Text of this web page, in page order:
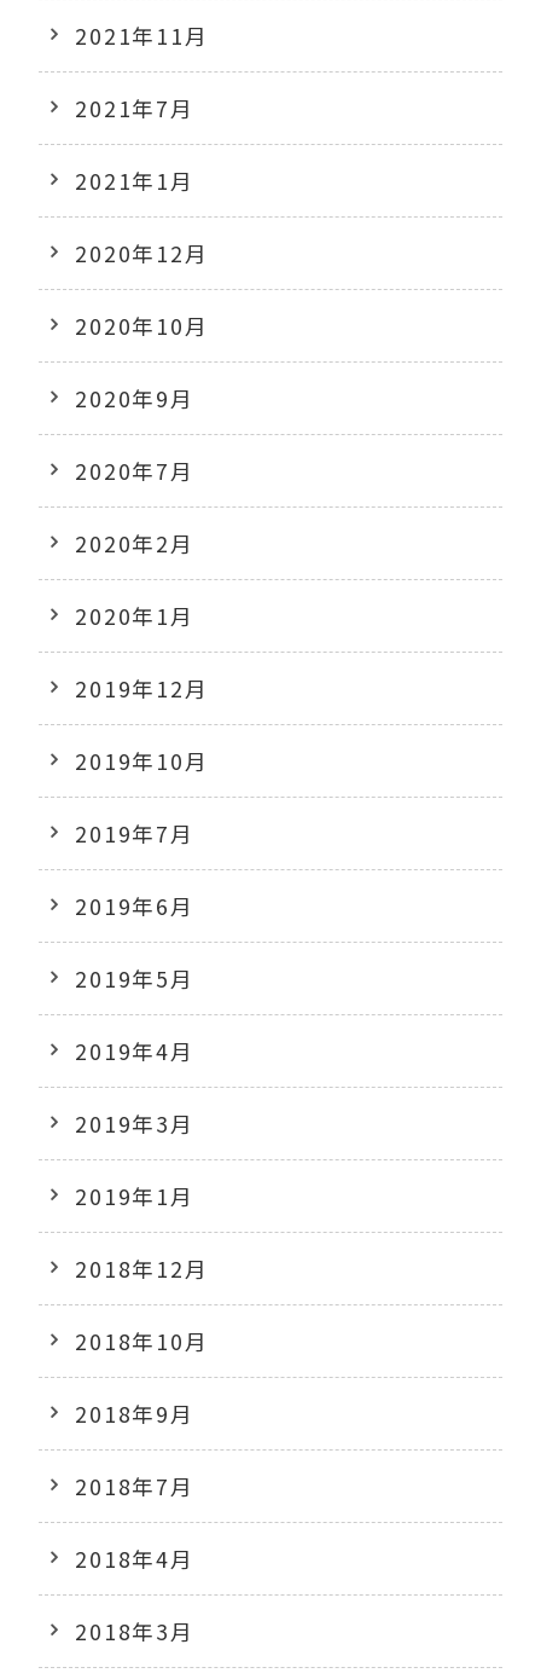
2021年11月
2021年7月
2021年1月
2020年12月
2020年10月
2020年9月
2020年7月
2020年2月
2020年1月
2019年12月
2019年10月
2019年7月
2019年6月
2019年5月
2019年4月
2019年3月
2019年1月
2018年12月
2018年10月
2018年9月
2018年7月
2018年4月
2018年3月